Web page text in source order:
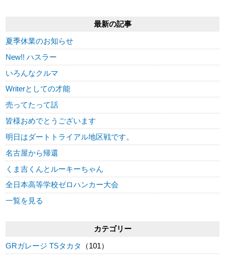
最新の記事
夏季休業のお知らせ
New!! ハスラー
いろんなクルマ
Writerとしての才能
売ってたって話
皆様おめでとうございます
明日はダートトライアル地区戦です。
名古屋から帰還
くま吉くんとルーキーちゃん
全日本高等学校ゼロハンカー大会
一覧を見る
カテゴリー
GRガレージ TSタカタ
（101）